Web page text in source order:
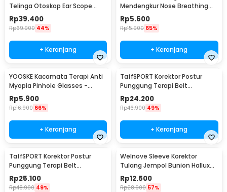
Telinga Otoskop Ear Scope
with LED Light - KT-GF08HA
Rp39.400
Rp69.900 44%
+ Keranjang
Mendengkur Nose Breathing
Stop Snoring 4 PCS
Rp5.600
Rp15.900 65%
+ Keranjang
YOOSKE Kacamata Terapi Anti
Myopia Pinhole Glasses -
D11301
Rp5.900
Rp16.900 66%
+ Keranjang
TaffSPORT Korektor Postur
Punggung Terapi Belt
Magnetic L - T025
Rp24.200
Rp46.900 49%
+ Keranjang
TaffSPORT Korektor Postur
Punggung Terapi Belt
Magnetic XL - T025
Rp25.100
Rp48.900 49%
Welnove Sleeve Korektor
Tulang Jempol Bunion Hallux
Orthotics - CSQ1408
Rp12.500
Rp28.900 57%